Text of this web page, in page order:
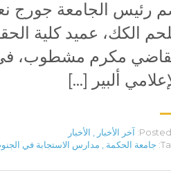
رئيس الجامعة جورج
الكك، عميد كلية
مكرم مشطوب،
ألبير […]
Posted آخر الأخبار , الأخبار
جامعة الحكمة , مدارس الاستجابة في